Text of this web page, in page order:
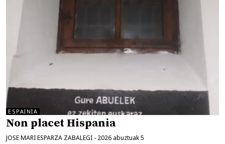
ESPAINIA
Non placet Hispania
JOSE MARI ESPARZA ZABALEGI - 2026 abuztuak 5